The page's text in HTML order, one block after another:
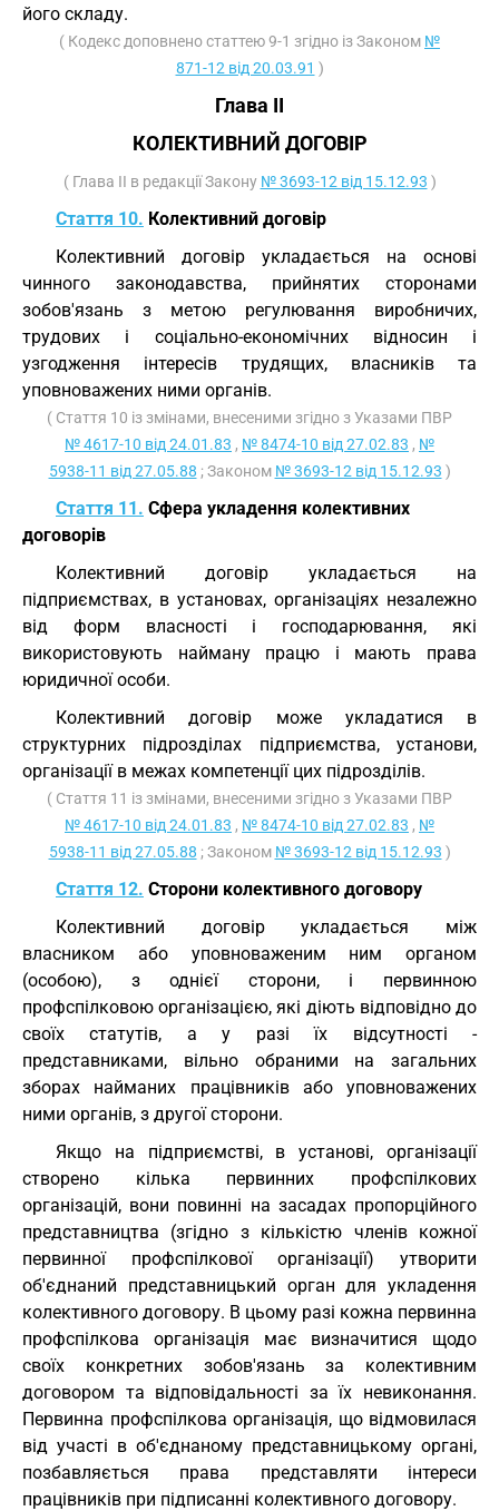
його складу.
( Кодекс доповнено статтею 9-1 згідно із Законом №
871-12 від 20.03.91 )
Глава II
КОЛЕКТИВНИЙ ДОГОВІР
( Глава II в редакції Закону № 3693-12 від 15.12.93 )
Стаття 10. Колективний договір
Колективний договір укладається на основі
чинного законодавства, прийнятих сторонами
зобов'язань з метою регулювання виробничих,
трудових і соціально-економічних відносин і
узгодження інтересів трудящих, власників та
уповноважених ними органів.
( Стаття 10 із змінами, внесеними згідно з Указами ПВР
№ 4617-10 від 24.01.83 , № 8474-10 від 27.02.83 , №
5938-11 від 27.05.88 ; Законом № 3693-12 від 15.12.93 )
Стаття 11. Сфера укладення колективних
договорів
Колективний договір укладається на
підприємствах, в установах, організаціях незалежно
від форм власності і господарювання, які
використовують найману працю і мають права
юридичної особи.
Колективний договір може укладатися в
структурних підрозділах підприємства, установи,
організації в межах компетенції цих підрозділів.
( Стаття 11 із змінами, внесеними згідно з Указами ПВР
№ 4617-10 від 24.01.83 , № 8474-10 від 27.02.83 , №
5938-11 від 27.05.88 ; Законом № 3693-12 від 15.12.93 )
Стаття 12. Сторони колективного договору
Колективний договір укладається між
власником або уповноваженим ним органом
(особою), з однієї сторони, і первинною
профспілковою організацією, які діють відповідно до
своїх статутів, а у разі їх відсутності -
представниками, вільно обраними на загальних
зборах найманих працівників або уповноважених
ними органів, з другої сторони.
Якщо на підприємстві, в установі, організації
створено кілька первинних профспілкових
організацій, вони повинні на засадах пропорційного
представництва (згідно з кількістю членів кожної
первинної профспілкової організації) утворити
об'єднаний представницький орган для укладення
колективного договору. В цьому разі кожна первинна
профспілкова організація має визначитися щодо
своїх конкретних зобов'язань за колективним
договором та відповідальності за їх невиконання.
Первинна профспілкова організація, що відмовилася
від участі в об'єднаному представницькому органі,
позбавляється права представляти інтереси
працівників при підписанні колективного договору.